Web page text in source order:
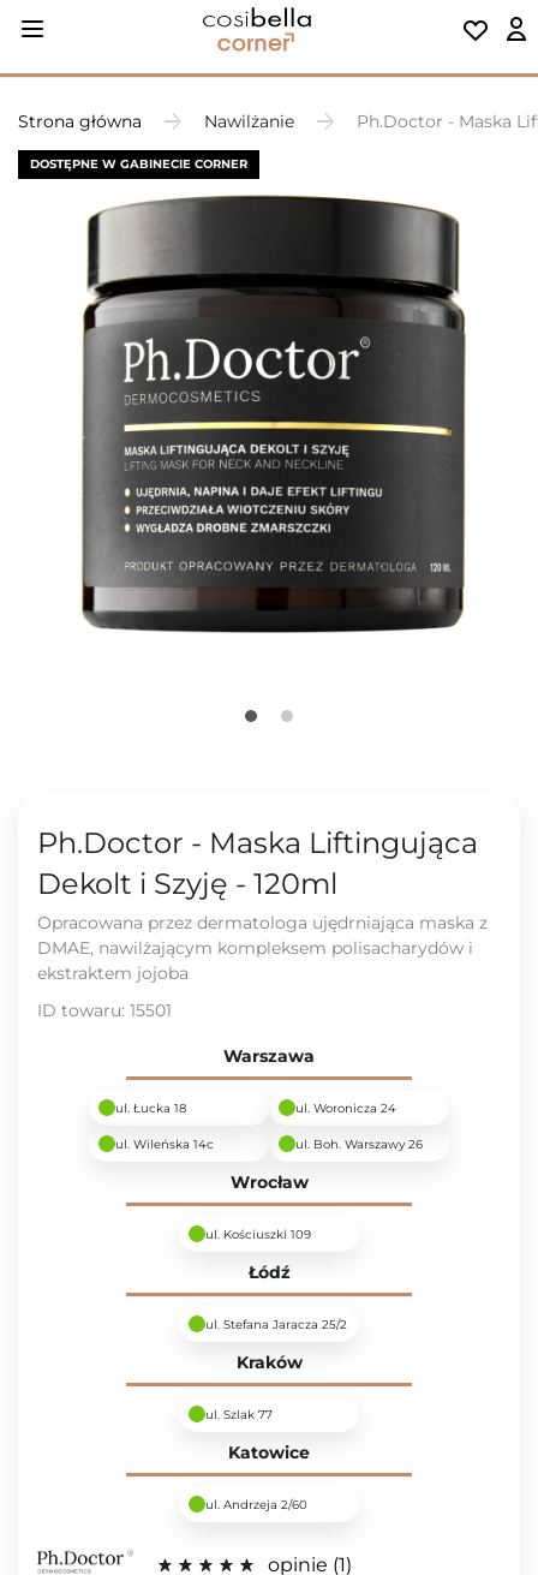
Strona główna Nawilżanie Ph.Doctor - Maska
DOSTĘPNE W GABINECIE CORNER
Ph.Doctor - Maska Liftingująca
Dekolt i Szyję - 120ml
Opracowana przez dermatologa ujędrniająca maska z
DMAE, nawilżającym kompleksem polisacharydów i
ekstraktem jojoba
ID towaru: 15501
Warszawa
ul. Łucka 18 ul. Woronicza 24
ul. Wileńska 14c ul. Boh. Warszawy 26
Wrocław
ul. Kościuszki 109
Łódź
ul. Stefana Jaracza 25/2
Kraków
ul. Szlak 77
Katowice
ul. Andrzeja 2/60
opinie 1